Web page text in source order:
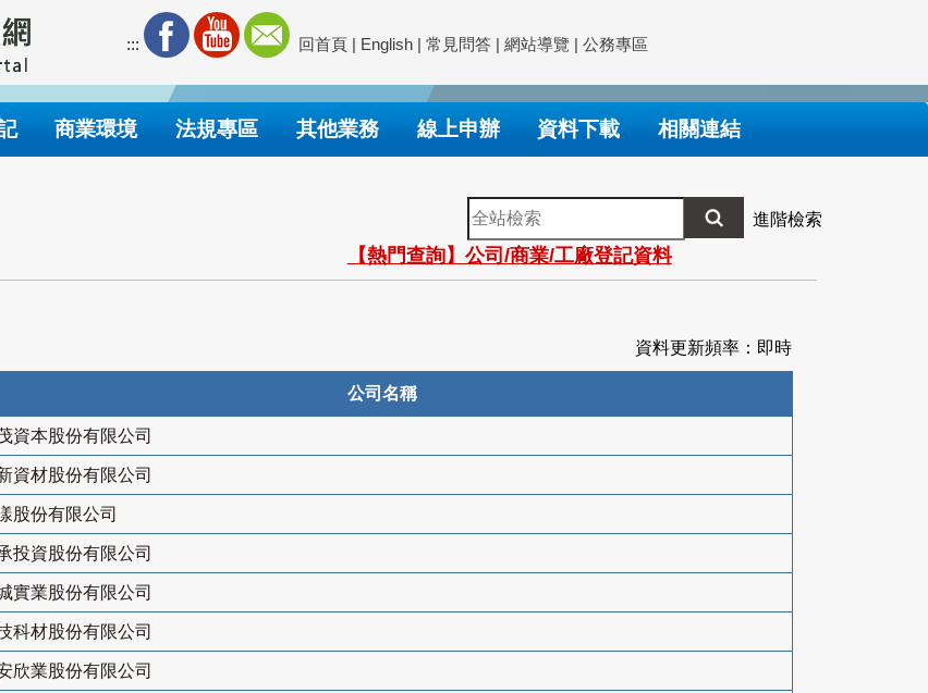
::: 回首頁 | English | 常見問答 | 網站導覽 | 公務專區
商業環境 法規專區 其他業務 線上申辦 資料下載 相關連結
全
站
檢
索
進階檢索
【熱門查詢】公司/商業/工廠登記資料
資料更新頻率：即時
公司名稱
資本股份有限公司
資材股份有限公司
股份有限公司
投資股份有限公司
實業股份有限公司
科材股份有限公司
欣業股份有限公司